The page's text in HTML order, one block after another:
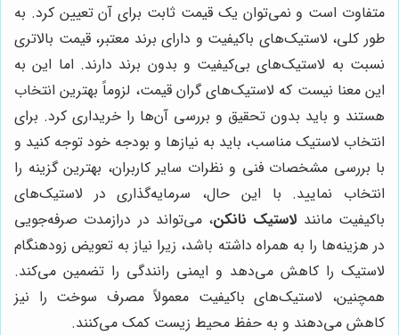
متفاوت است و نمی‌توان یک قیمت ثابت برای آن تعیین کرد. به
طور کلی، لاستیک‌های باکیفیت و دارای برند معتبر، قیمت بالاتری
نسبت به لاستیک‌های بی‌کیفیت و بدون برند دارند. اما این به
این معنا نیست که لاستیک‌های گران قیمت، لزوماً بهترین انتخاب
هستند و باید بدون تحقیق و بررسی آن‌ها را خریداری کرد. برای
انتخاب لاستیک مناسب، باید به نیازها و بودجه خود توجه کنید و
با بررسی مشخصات فنی و نظرات سایر کاربران، بهترین گزینه را
انتخاب نمایید. با این حال، سرمایه‌گذاری در لاستیک‌های
باکیفیت مانند لاستیک نانکن، می‌تواند در درازمدت صرفه‌جویی
در هزینه‌ها را به همراه داشته باشد، زیرا نیاز به تعویض زودهنگام
لاستیک را کاهش می‌دهد و ایمنی رانندگی را تضمین می‌کند.
همچنین، لاستیک‌های باکیفیت معمولاً مصرف سوخت را نیز
کاهش می‌دهند و به حفظ محیط زیست کمک می‌کنند.